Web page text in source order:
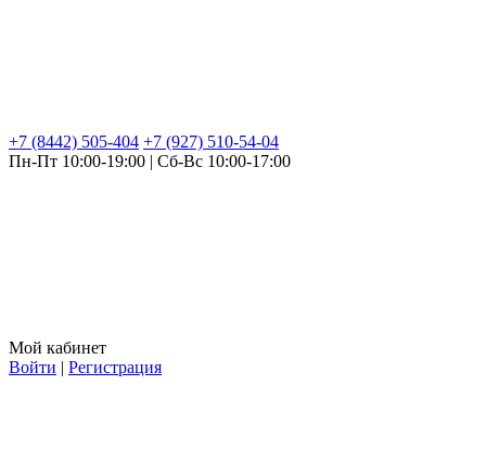
+7 (8442) 505-404 +7 (927) 510-54-04
Пн-Пт 10:00-19:00 | Сб-Вс 10:00-17:00
Мой кабинет
Войти | Регистрация